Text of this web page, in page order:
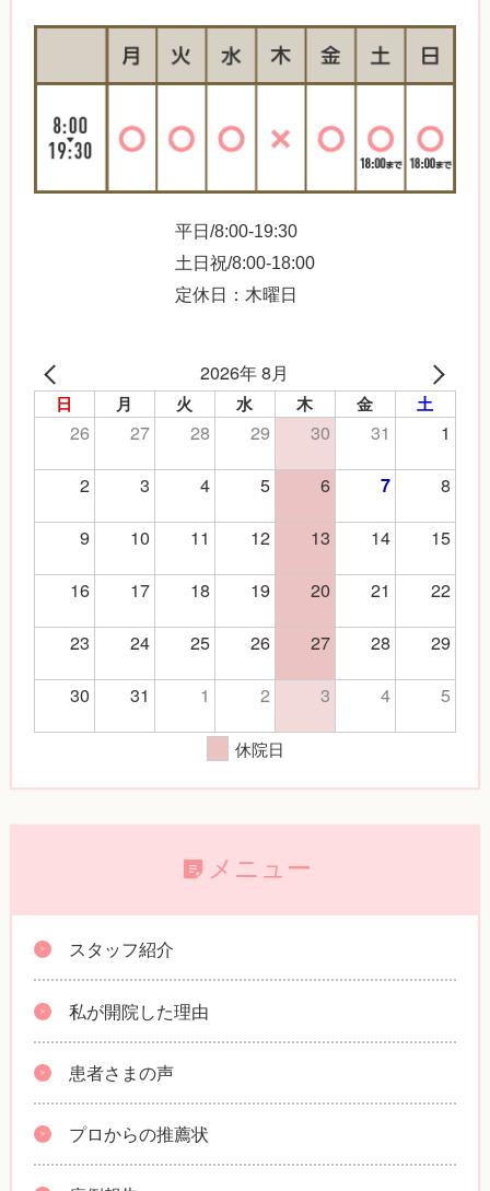
平日/8:00-19:30
土日祝/8:00-18:00
定休日：木曜日
2026年 8月
日 月 火 水 木 金 土
26 27 28 29 30 31
1
2
3 4 5 6 7
8
9
10 11 12 13 14
15
16
17 18 19 20 21
22
23
24 25 26 27 28
29
30
31 1 2 3 4 5
休院日
メニュー
スタッフ紹介
私が開院した理由
患者さまの声
プロからの推薦状